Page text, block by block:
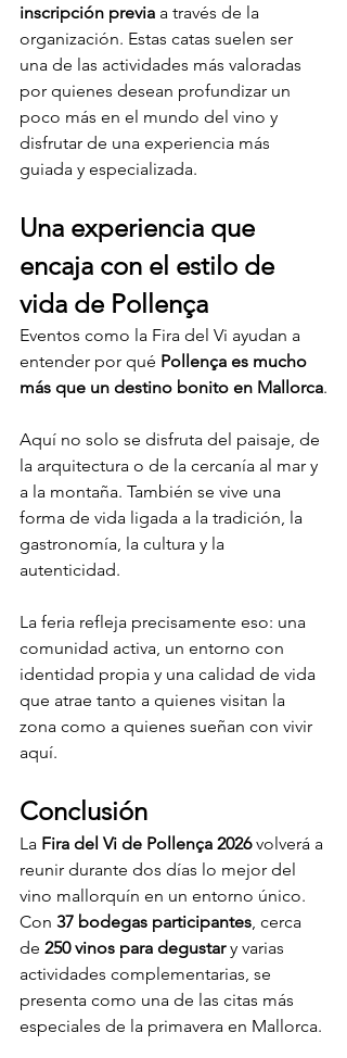
inscripción previa a través de la
organización. Estas catas suelen ser
una de las actividades más valoradas
por quienes desean profundizar un
poco más en el mundo del vino y
disfrutar de una experiencia más
guiada y especializada.
Una experiencia que
encaja con el estilo de
vida de Pollença
Eventos como la Fira del Vi ayudan a
entender por qué Pollença es mucho
más que un destino bonito en Mallorca.
Aquí no solo se disfruta del paisaje, de
la arquitectura o de la cercanía al mar y
a la montaña. También se vive una
forma de vida ligada a la tradición, la
gastronomía, la cultura y la
autenticidad.
La feria refleja precisamente eso: una
comunidad activa, un entorno con
identidad propia y una calidad de vida
que atrae tanto a quienes visitan la
zona como a quienes sueñan con vivir
aquí.
Conclusión
La Fira del Vi de Pollença 2026 volverá a
reunir durante dos días lo mejor del
vino mallorquín en un entorno único.
Con 37 bodegas participantes , cerca
de 250 vinos para degustar y varias
actividades complementarias, se
presenta como una de las citas más
especiales de la primavera en Mallorca.